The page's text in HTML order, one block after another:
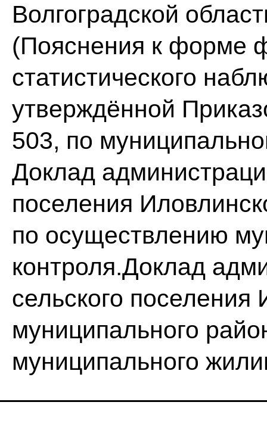
Волгоградской
(Пояснения к форме
статистического
утверждённой
503, по
Доклад
поселения
по осуществлению
контроля.Доклад
сельского поселения
муниципального
муниципального